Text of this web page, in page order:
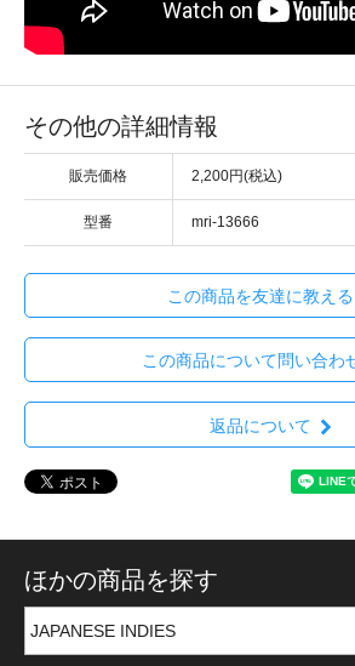
その他の詳細情報
販売価格 2,200円(税込)
型番 mri-13666
この商品を友達に教える
この商品について問い合わ
返品について
ほかの商品を探す